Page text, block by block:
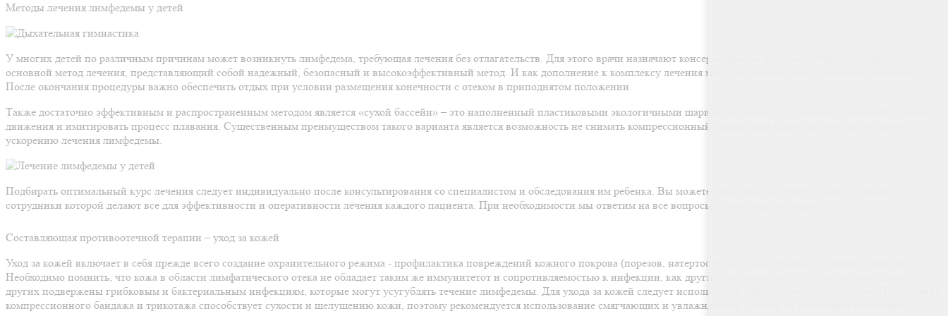
Методы лечения лимфедемы у детей
У многих детей по различным причинам может возникнуть лимфедема, требующая лечения без отлагательств. Для этого врачи назначают консервативную противоотечную терапию, как
основной метод лечения, представляющий собой надежный, безопасный и высокоэффективный метод. И как дополнение к комплексу лечения могут порекомендовать лечебное плавание.
После окончания процедуры важно обеспечить отдых при условии размещения конечности с отеком в приподнятом положении.
Также достаточно эффективным и распространенным методом является «сухой бассейн» – это наполненный пластиковыми экологичными шариками резервуар, где можно выполнять любые
движения и имитировать процесс плавания. Существенным преимуществом такого варианта является возможность не снимать компрессионный бандаж или трикотаж, что способствует
ускорению лечения лимфедемы.
Подбирать оптимальный курс лечения следует индивидуально после консультирования со специалистом и обследования им ребенка. Вы можете записаться на прием в нашу клинику,
сотрудники которой делают все для эффективности и оперативности лечения каждого пациента. При необходимости мы ответим на все вопросы в телефонном режиме.
Составляющая противоотечной терапии – уход за кожей
Уход за кожей включает в себя прежде всего создание охранительного режима - профилактика повреждений кожного покрова (порезов, натертосте, укусов насекомых, царапин, ушибов и тп.)
Необходимо помнить, что кожа в области лимфатического отека не обладает таким же иммунитетот и сопротивляемостью к инфекции, как другие участки кожи. Поэтому пациенты чаще
других подвержены грибковым и бактериальным инфекциям, которые могут усугублять течение лимфедемы. Для ухода за кожей следует использовать гипоаллергенные средства. Применение
компрессионного бандажа и трикотажа способствует сухости и шелушению кожи, поэтому рекомендуется использование смягчающих и увлажняющих средств во избежании появления